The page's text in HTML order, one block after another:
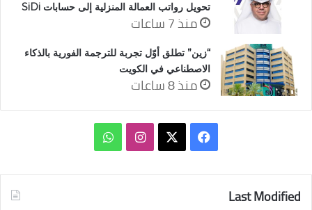
تحويل رواتب العمالة المنزلية إلى حسابات SiDi
منذ 7 ساعات
“زين” تطلق أوّل تجربة للترجمة الفورية بالذكاء
الاصطناعي في الكويت
منذ 8 ساعات
فيسبوك انستقرامواتساب
Last Modified